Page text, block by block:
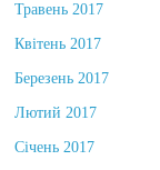
Травень 2017
Квітень 2017
Березень 2017
Лютий 2017
Січень 2017